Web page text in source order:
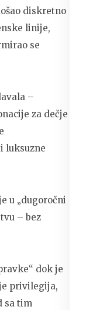
diskretno
linije,
se
–
za dečje
luksuzne
u „dugoročni
– bez
dok je
privilegija,
sa tim